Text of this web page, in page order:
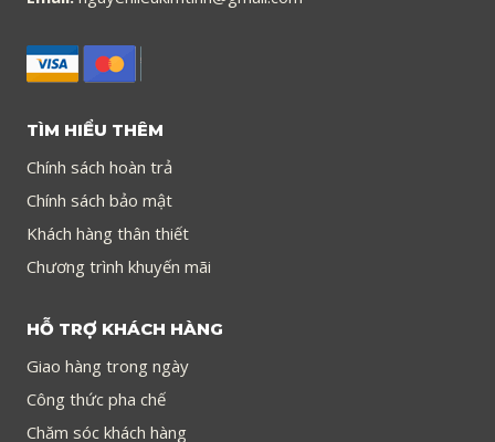
TÌM HIỂU THÊM
Chính sách hoàn trả
Chính sách bảo mật
Khách hàng thân thiết
Chương trình khuyến mãi
HỖ TRỢ KHÁCH HÀNG
Giao hàng trong ngày
Công thức pha chế
Chăm sóc khách hàng